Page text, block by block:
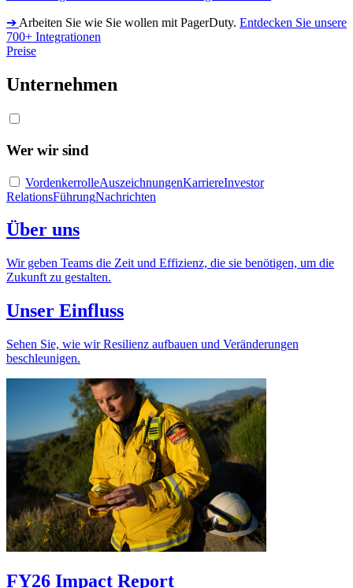
➔ Arbeiten Sie wie Sie wollen mit PagerDuty. Entdecken Sie unsere
700+ Integrationen
Preise
Unternehmen
Wer wir sind
VordenkerrolleAuszeichnungenKarriereInvestor
RelationsFührungNachrichten
Über uns
Wir geben Teams die Zeit und Effizienz, die sie benötigen, um die
Zukunft zu gestalten.
Unser Einfluss
Sehen Sie, wie wir Resilienz aufbauen und Veränderungen
beschleunigen.
FY26 Impact Report